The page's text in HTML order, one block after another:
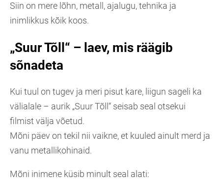
Siin on mere lõhn, metall, ajalugu, tehnika ja
inimlikkus kõik koos.
„Suur Tõll“ – laev, mis räägib
sõnadeta
Kui tuul on tugev ja meri pisut kare, liigun sageli ka
välialale – aurik „Suur Tõll“ seisab seal otsekui
filmist välja võetud.
Mõni päev on tekil nii vaikne, et kuuled ainult merd ja
vanu metallikohinaid.
Mõni inimene küsib minult seal alati: